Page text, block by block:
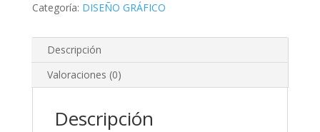
Categoría: DISEÑO GRÁFICO
Descripción
Valoraciones (0)
Descripción